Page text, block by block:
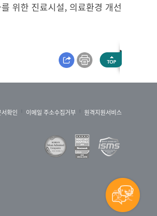
위한 진료시설, 의료환경 개선
확인 이메일 주소수집거부 원격지원서비스